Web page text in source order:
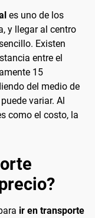
es uno de los
y llegar al centro
Existen
entre el
15
del medio de
variar. Al
como el costo, la
ir en transporte